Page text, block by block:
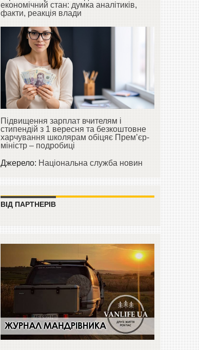
економічний стан: думка аналітиків,
факти, реакція влади
Підвищення зарплат вчителям і
стипендій з 1 вересня та безкоштовне
харчування школярам обіцяє Прем’єр-
міністр – подробиці
Джерело:Національна служба новин
ВІД ПАРТНЕРІВ